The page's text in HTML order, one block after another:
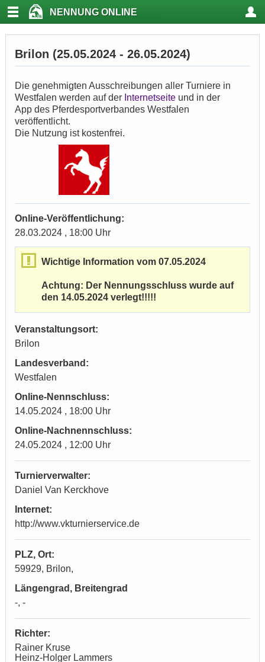
NENNUNG ONLINE
Brilon (25.05.2024 - 26.05.2024)
Die genehmigten Ausschreibungen aller Turniere in
Westfalen werden auf der Internetseite und in der
App des Pferdesportverbandes Westfalen
veröffentlicht.
Die Nutzung ist kostenfrei.
Online-Veröffentlichung:
28.03.2024 , 18:00 Uhr
Wichtige Information vom 07.05.2024
Achtung: Der Nennungsschluss wurde auf
den 14.05.2024 verlegt!!!!!
Veranstaltungsort:
Brilon
Landesverband:
Westfalen
Online-Nennschluss:
14.05.2024 , 18:00 Uhr
Online-Nachnennschluss:
24.05.2024 , 12:00 Uhr
Turnierverwalter:
Daniel Van Kerckhove
Internet:
http://www.vkturnierservice.de
PLZ, Ort:
59929, Brilon,
Längengrad, Breitengrad
-, -
Richter:
Rainer Kruse
Heinz-Holger Lammers